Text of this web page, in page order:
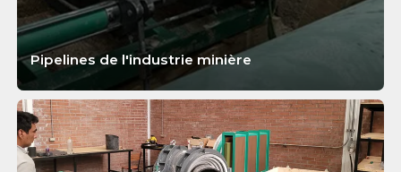
Pipelines de l'industrie minière
APPRENDRE ENCORE PLUS